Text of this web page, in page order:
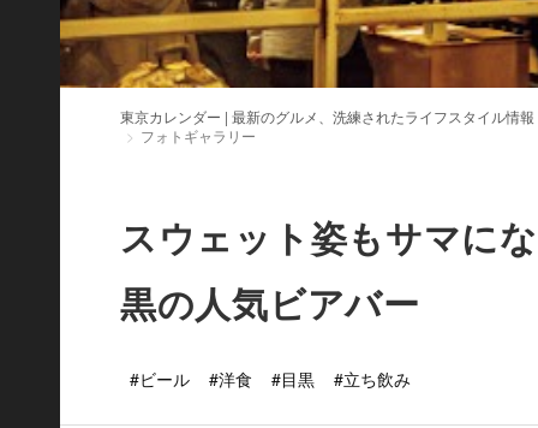
東京カレンダー | 最新のグルメ、洗練されたライフスタイル情報
フォトギャラリー
スウェット姿もサマに
黒の人気ビアバー
#ビール #洋食 #目黒 #立ち飲み